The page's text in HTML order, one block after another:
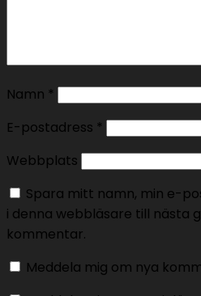
Namn *
E-postadress *
Webbplats
Spara mitt namn, min e-
i denna webbläsare till nästa
kommentar.
Meddela mig om nya